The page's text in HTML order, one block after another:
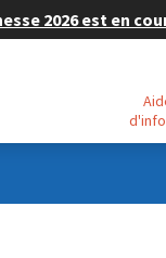
2026 est en
Aide - Plus